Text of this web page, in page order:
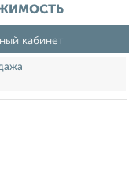
кабинет